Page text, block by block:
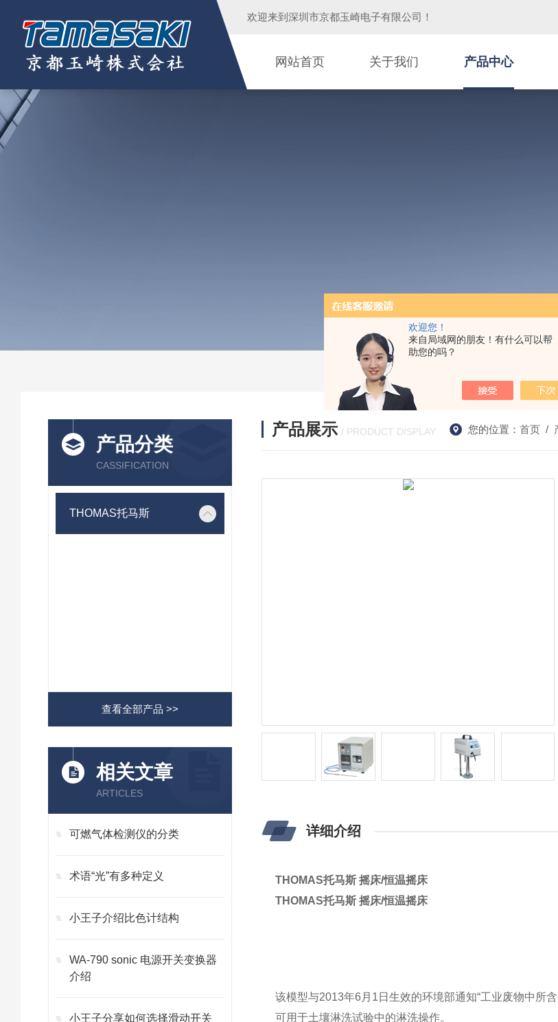
欢迎您！
来自局域网的朋友！有什么可以帮
助您的吗？
欢迎来到 深圳市京都玉崎电子有限公司 ！
网站首页 关于我们 产品中心
产品分类
CASSIFICATION
THOMAS托马斯
查看全部产品 >>
相关文章
ARTICLES
可燃气体检测仪的分类
术语“光”有多种定义
小王子介绍比色计结构
WA-790 sonic 电源开关变换器
介绍
小王子分享如何选择滑动开关
产品展示 / PRODUCT DISPLAY 您的位置： 首页/
详细介绍
THOMAS托马斯 摇床/恒温摇床
THOMAS托马斯 摇床/恒温摇床
该模型与2013年6月1日生效的环境部通知“工业废物中所
可用于土壤淋洗试验中的淋洗操作。